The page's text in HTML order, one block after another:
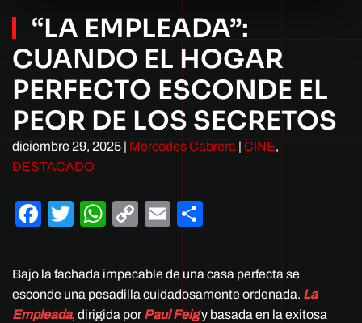
“LA EMPLEADA”:
CUANDO EL HOGAR
PERFECTO ESCONDE EL
PEOR DE LOS SECRETOS
diciembre 29, 2025 | Mercedes Cabrera | CINE,
DESTACADO
Facebook
TwitterWhatsApp
Copy
Link
Email
Bajo la fachada impecable de una casa perfecta se
esconde una pesadilla cuidadosamente ordenada. La
Empleada, dirigida porPaul Feigy basada en la exitosa